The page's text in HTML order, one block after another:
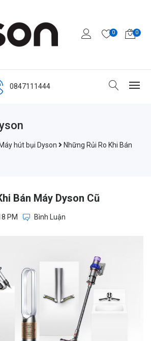
0 0
0847111444
Máy hút bụi Dyson
Những Rủi Ro Khi Bán
Bán Máy Dyson Cũ
PM Bình Luận